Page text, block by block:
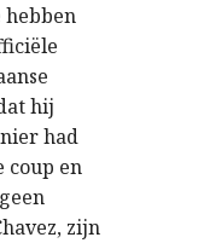
hebben
hij
had
coup en
zijn